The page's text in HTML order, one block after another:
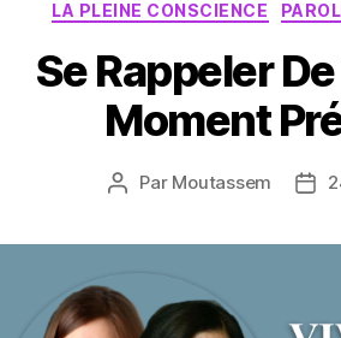
LA PLEINE CONSCIENCE
Se Rappeler
Moment
Auteur
Par Moutassem